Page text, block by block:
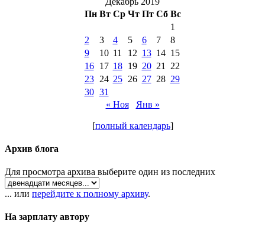
Пн Вт Ср Чт Пт Сб Вс
1
2
3 4 5 6 7
8
9
10 11 12 13 14 15
16
17 18 19 20 21
22
23
24 25 26 27 28 29
30 31
« Ноя
Янв »
[полный календарь]
Архив блога
Для просмотра архива выберите один из последних
... или перейдите к полному архиву.
На зарплату автору